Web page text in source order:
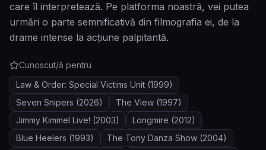
care îl interpretează. Pe platforma noastră, vei putea
urmări o parte semnificativă din filmografia ei, de la
drame intense la acțiune palpitantă.
Cunoscut/ă pentru
Law & Order: Special Victims Unit (1999)
Seven Snipers (2026) The View (1997)
Jimmy Kimmel Live! (2003) Longmire (2012)
Blue Heelers (1993) The Tony Danza Show (2004)